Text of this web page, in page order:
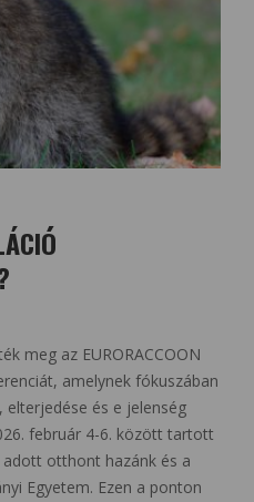
meg az EURORACCOON
amelynek fókuszában
és e jelenség
február 4-6. között tartott
otthont hazánk és a
Egyetem. Ezen a ponton